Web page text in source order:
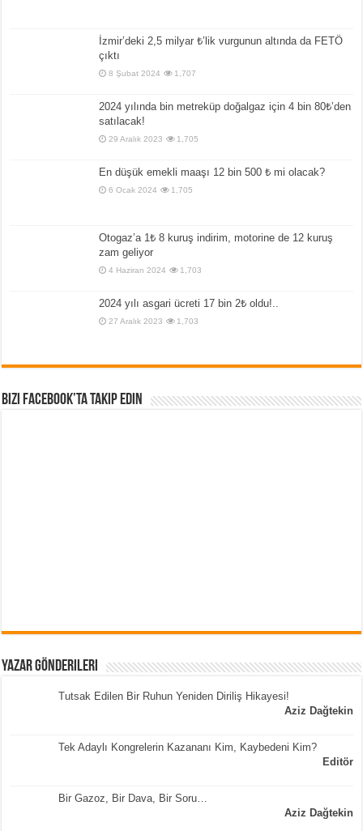
İzmir’deki 2,5 milyar ₺’lik vurgunun altında da FETÖ
çıktı
8 Şubat 2024 1,707
2024 yılında bin metreküp doğalgaz için 4 bin 80₺’den
satılacak!
29 Aralık 2023 1,705
En düşük emekli maaşı 12 bin 500 ₺ mi olacak?
6 Ocak 2024 1,705
Otogaz’a 1₺ 8 kuruş indirim, motorine de 12 kuruş
zam geliyor
4 Haziran 2024 1,703
2024 yılı asgari ücreti 17 bin 2₺ oldu!..
27 Aralık 2023 1,703
Bizi Facebook’ta Takip Edin
Yazar Gönderileri
Tutsak Edilen Bir Ruhun Yeniden Diriliş Hikayesi!
Aziz Dağtekin
Tek Adaylı Kongrelerin Kazananı Kim, Kaybedeni Kim?
Editör
Bir Gazoz, Bir Dava, Bir Soru…
Aziz Dağtekin